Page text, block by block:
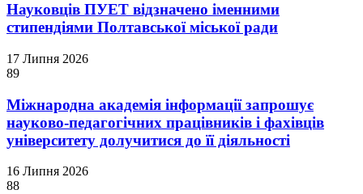
Науковців ПУЕТ відзначено іменними
стипендіями Полтавської міської ради
17 Липня 2026
89
Міжнародна академія інформації запрошує
науково-педагогічних працівників і фахівців
університету долучитися до її діяльності
16 Липня 2026
88